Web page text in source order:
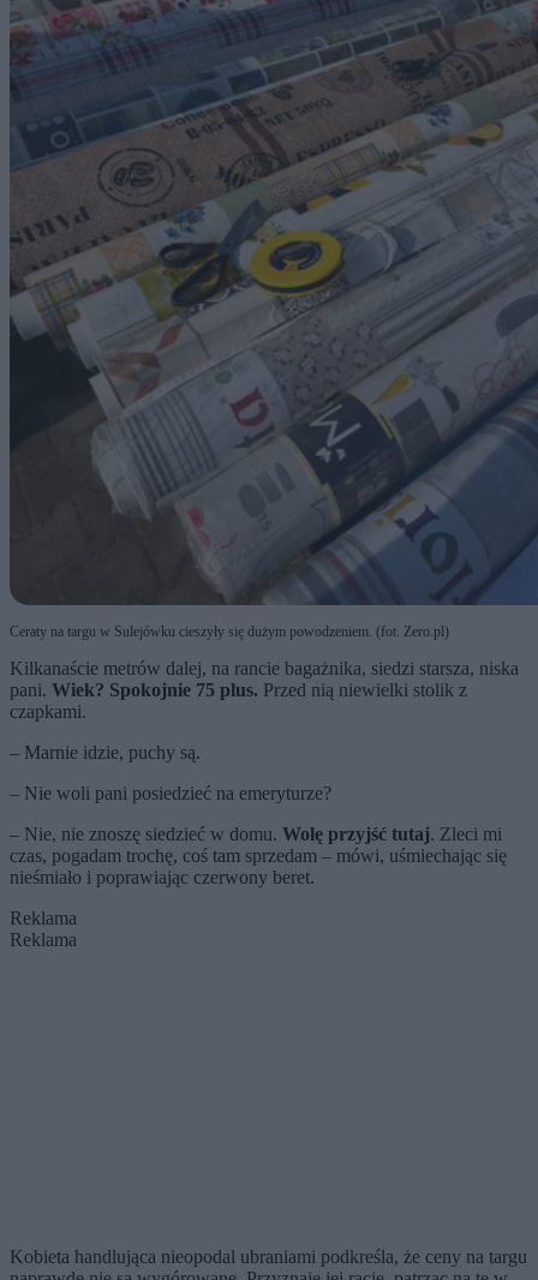
Ceraty na targu w Sulejówku cieszyły się dużym powodzeniem. (fot. Zero.pl)
Kilkanaście metrów dalej, na rancie bagażnika, siedzi starsza, niska
pani. Wiek? Spokojnie 75 plus. Przed nią niewielki stolik z
czapkami.
– Marnie idzie, puchy są.
– Nie woli pani posiedzieć na emeryturze?
– Nie, nie znoszę siedzieć w domu. Wolę przyjść tutaj. Zleci mi
czas, pogadam trochę, coś tam sprzedam – mówi, uśmiechając się
nieśmiało i poprawiając czerwony beret.
Reklama
Reklama
Kobieta handlująca nieopodal ubraniami podkreśla, że ceny na targu